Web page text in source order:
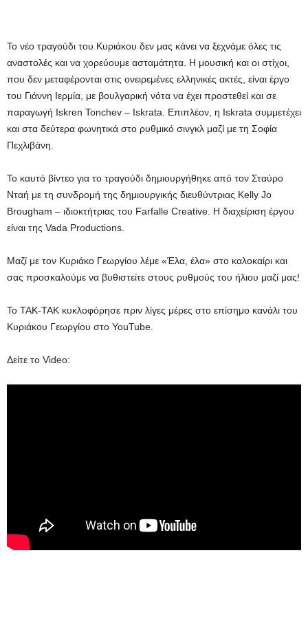
Το νέο τραγούδι του Κυριάκου δεν μας κάνει να ξεχνάμε όλες τις
αναστολές και να χορεύουμε ασταμάτητα. Η μουσική και οι στίχοι,
που δεν μεταφέρονται στις ονειρεμένες ελληνικές ακτές, είναι έργο
του Γιάννη Ιερμία, με βουλγαρική νότα να έχει προστεθεί και σε
παραγωγή Iskren Tonchev – Iskrata. Επιπλέον, η Iskrata συμμετέχει
και στα δεύτερα φωνητικά στο ρυθμικό σινγκλ μαζί με τη Σοφία
Πεχλιβάνη.
Το καυτό βίντεο για το τραγούδι δημιουργήθηκε από τον Σταύρο
Νταή με τη συνδρομή της δημιουργικής διευθύντριας Kelly Jo
Brougham – ιδιοκτήτριας του Farfalle Creative. Η διαχείριση έργου
είναι της Vada Productions.
Μαζί με τον Κυριάκο Γεωργίου λέμε «Έλα, έλα» στο καλοκαίρι και
σας προσκαλούμε να βυθιστείτε στους ρυθμούς του ήλιου μαζί μας!
Το TAK-TAK κυκλοφόρησε πριν λίγες μέρες στο επίσημο κανάλι του
Κυριάκου Γεωργίου στο YouTube.
Δείτε το Video: